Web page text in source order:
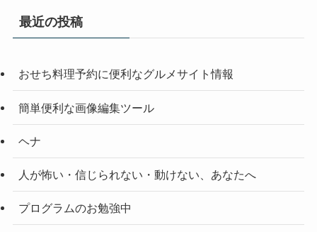
最近の投稿
おせち料理予約に便利なグルメサイト情報
簡単便利な画像編集ツール
ヘナ
人が怖い・信じられない・動けない、あなたへ
プログラムのお勉強中